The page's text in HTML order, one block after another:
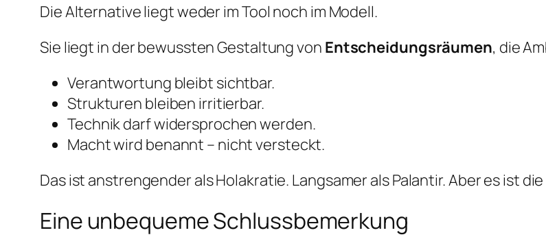
Die Alternative liegt weder im Tool noch im Modell.
Sie liegt in der bewussten Gestaltung von Entscheidungsräumen, die
Verantwortung bleibt sichtbar.
Strukturen bleiben irritierbar.
Technik darf widersprochen werden.
Macht wird benannt – nicht versteckt.
Das ist anstrengender als Holakratie. Langsamer als Palantir. Aber es ist
Eine unbequeme Schlussbemerkung